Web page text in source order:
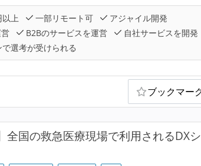
上 一部リモート可
アジャイル開発
B2Bのサービスを運営
自社サービスを開発
選考が受けられる
ブックマー
全国の救急医療現場で利用されるDXシ